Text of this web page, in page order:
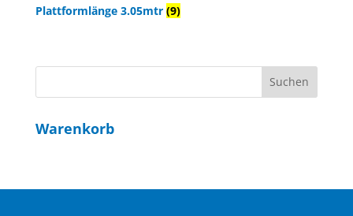
Plattformlänge 3.05mtr (9)
Warenkorb